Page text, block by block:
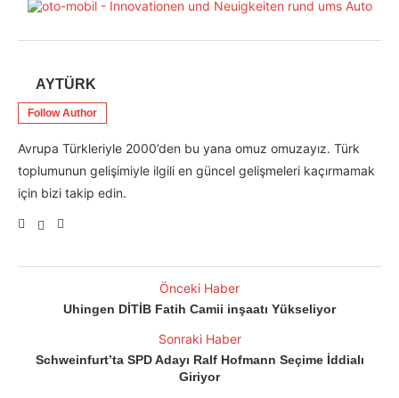
AYTÜRK
Follow Author
Avrupa Türkleriyle 2000’den bu yana omuz omuzayız. Türk
toplumunun gelişimiyle ilgili en güncel gelişmeleri kaçırmamak
için bizi takip edin.
Önceki Haber
Uhingen DİTİB Fatih Camii inşaatı Yükseliyor
Sonraki Haber
Schweinfurt’ta SPD Adayı Ralf Hofmann Seçime İddialı
Giriyor